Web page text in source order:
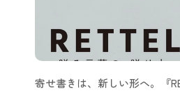
寄せ書きは、新しい形へ。『